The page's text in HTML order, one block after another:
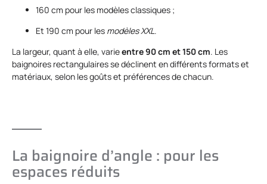
160 cm pour les modèles classiques ;
Et 190 cm pour les modèles XXL.
La largeur, quant à elle, varieentre 90 cm et 150 cm. Les
baignoires rectangulaires se déclinent en différents formats et
matériaux, selon les goûts et préférences de chacun.
La baignoire d’angle : pour les
espaces réduits